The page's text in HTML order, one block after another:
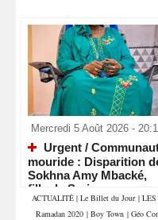
Mercredi 5 Août 2026 -
Urgent /
mouride : Disparition
Sokhna Amy Mbacké,
fille de Serigne
Mountakha Mbacké
ACTUALITÉ | Le Billet du Jour | LES
Ramadan 2020 | Boy Town | Géo